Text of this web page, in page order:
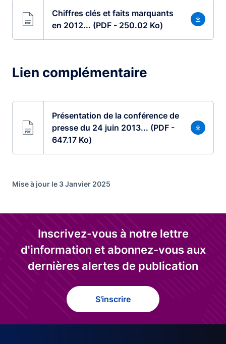
Chiffres clés et faits marquants
en 2012... (PDF - 250.02 Ko)
Lien complémentaire
Présentation de la conférence de
presse du 24 juin 2013... (PDF -
647.17 Ko)
Mise à jour le 3 Janvier 2025
Inscrivez-vous à notre lettre
d'information et abonnez-vous aux
dernières alertes de publication
S'inscrire